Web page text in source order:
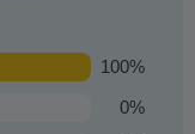
100%
0%